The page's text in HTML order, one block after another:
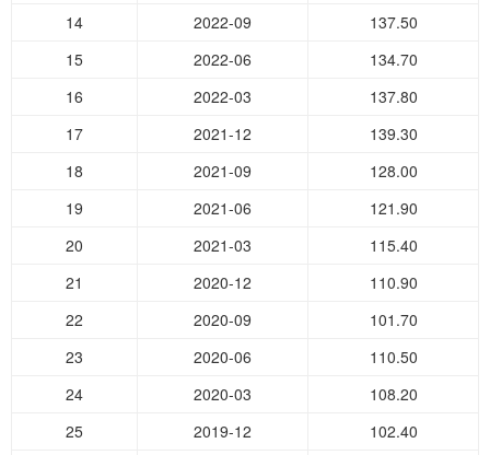
14
2022-09
137.50
15
2022-06
134.70
16
2022-03
137.80
17
2021-12
139.30
18
2021-09
128.00
19
2021-06
121.90
20
2021-03
115.40
21
2020-12
110.90
22
2020-09
101.70
23
2020-06
110.50
24
2020-03
108.20
25
2019-12
102.40